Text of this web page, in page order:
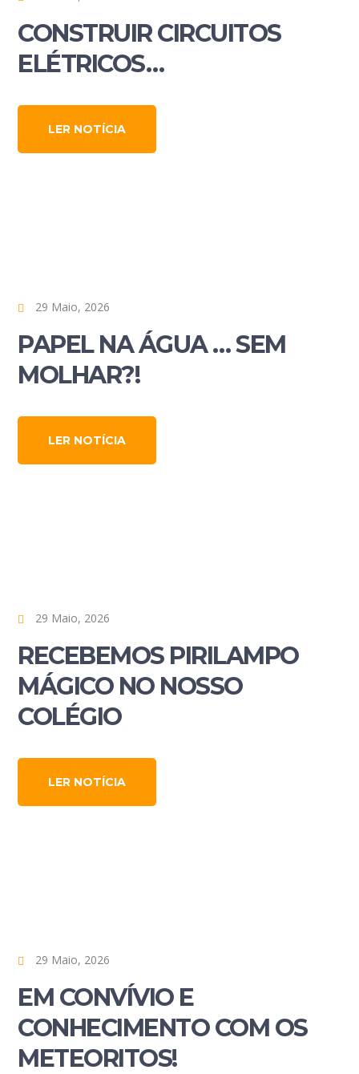
CONSTRUIR CIRCUITOS
ELÉTRICOS…
LER NOTÍCIA
29 Maio, 2026
PAPEL NA ÁGUA … SEM
MOLHAR?!
LER NOTÍCIA
29 Maio, 2026
RECEBEMOS PIRILAMPO
MÁGICO NO NOSSO
COLÉGIO
LER NOTÍCIA
29 Maio, 2026
EM CONVÍVIO E
CONHECIMENTO COM OS
METEORITOS!